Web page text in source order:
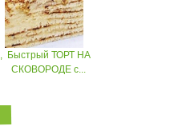
Быстрый ТОРТ НА
СКОВОРОДЕ с...